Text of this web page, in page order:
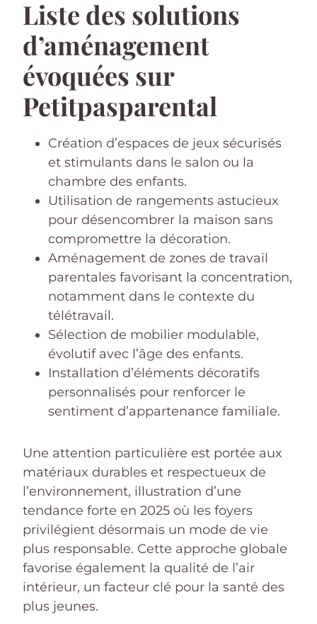
Liste des solutions
d’aménagement
évoquées sur
Petitpasparental
Création d’espaces de jeux sécurisés
et stimulants dans le salon ou la
chambre des enfants.
Utilisation de rangements astucieux
pour désencombrer la maison sans
compromettre la décoration.
Aménagement de zones de travail
parentales favorisant la concentration,
notamment dans le contexte du
télétravail.
Sélection de mobilier modulable,
évolutif avec l’âge des enfants.
Installation d’éléments décoratifs
personnalisés pour renforcer le
sentiment d’appartenance familiale.
Une attention particulière est portée aux
matériaux durables et respectueux de
l’environnement, illustration d’une
tendance forte en 2025 où les foyers
privilégient désormais un mode de vie
plus responsable. Cette approche globale
favorise également la qualité de l’air
intérieur, un facteur clé pour la santé des
plus jeunes.